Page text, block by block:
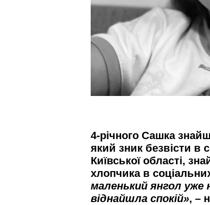
4-річного Сашка
який зник безвісти в
Київської області,
хлопчика в
маленький янгол уже
віднайшла спокій», –